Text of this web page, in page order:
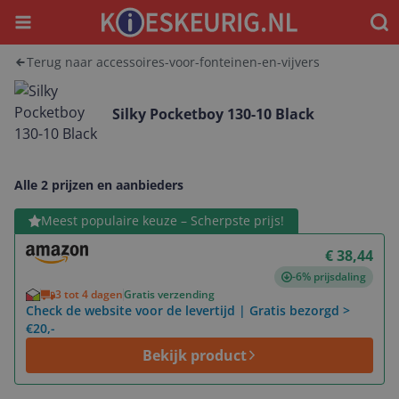
Menu
Terug naar accessoires-voor-fonteinen-en-vijvers
Silky Pocketboy 130-10 Black
Alle 2 prijzen en aanbieders
Meest populaire keuze – Scherpste prijs!
€ 38,44
-6% prijsdaling
3 tot 4 dagenGratis verzending
Check de website voor de levertijd | Gratis bezorgd >
€20,-
Bekijk product
Bekijk product